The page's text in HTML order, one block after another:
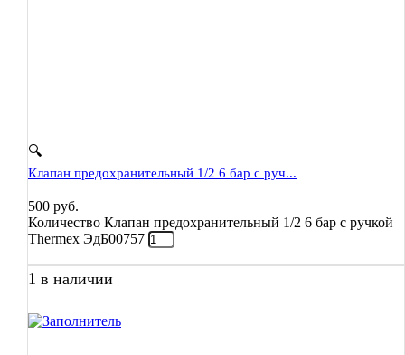
🔍
Клапан предохранительный 1/2 6 бар с руч...
500 руб.
Количество Клапан предохранительный 1/2 6 бар с ручкой
Thermex ЭдБ00757
1 в наличии